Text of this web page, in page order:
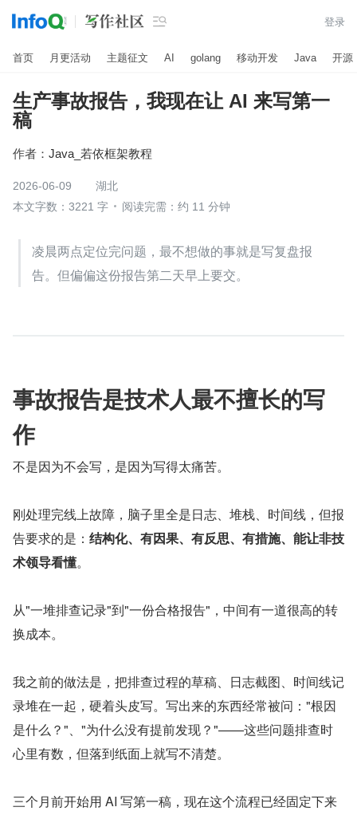
 登录
首页 月更活动 主题征文 AI golang 移动开发 Java 开源
生产事故报告，我现在让 AI 来写第一
稿
作者： Java_若依框架教程
2026-06-09
湖北
本文字数：3221 字
阅读完需：约 11 分钟
凌晨两点定位完问题，最不想做的事就是写复盘报
告。但偏偏这份报告第二天早上要交。
事故报告是技术人最不擅长的写
作
不是因为不会写，是因为写得太痛苦。
刚处理完线上故障，脑子里全是日志、堆栈、时间线，但报
告要求的是： 结构化、有因果、有反思、有措施、能让非技
术领导看懂。
从"一堆排查记录"到"一份合格报告"，中间有一道很高的转
换成本。
我之前的做法是，把排查过程的草稿、日志截图、时间线记
录堆在一起，硬着头皮写。写出来的东西经常被问："根因
是什么？"、"为什么没有提前发现？"——这些问题排查时
心里有数，但落到纸面上就写不清楚。
三个月前开始用 AI 写第一稿，现在这个流程已经固定下来